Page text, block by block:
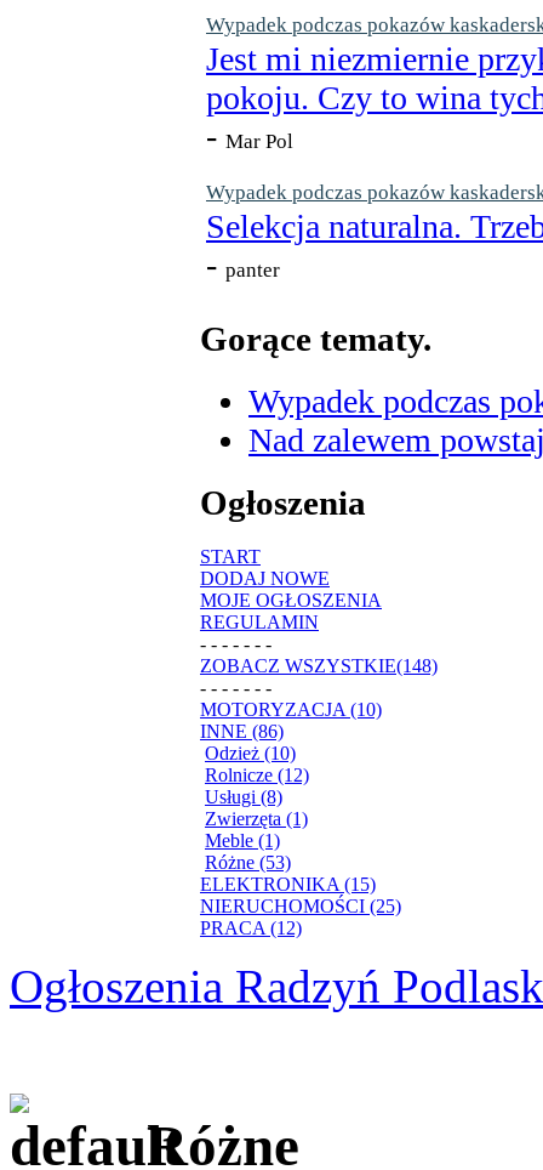
Wypadek podczas pokazów
Jest mi niezmiernie
pokoju. Czy to wina
- Mar Pol
Wypadek podczas pokazów
Selekcja naturalna.
- panter
Gorące tematy.
Wypadek podczas
Nad zalewem
Ogłoszenia
START
DODAJ NOWE
MOJE OGŁOSZENIA
REGULAMIN
- - - - - - -
ZOBACZ WSZYSTKIE(148)
- - - - - - -
MOTORYZACJA (10)
INNE (86)
Odzież (10)
Rolnicze (12)
Usługi (8)
Zwierzęta (1)
Meble (1)
Różne (53)
ELEKTRONIKA (15)
NIERUCHOMOŚCI (25)
PRACA (12)
Ogłoszenia Radzyń
Różne